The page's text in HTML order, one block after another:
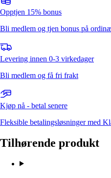
Opptjen 15% bonus
Bli medlem og tjen bonus på
Levering innen 0-3 virkedager
Bli medlem og få fri frakt
Kjøp nå - betal senere
Fleksible betalingsløsninger med
Tilhørende produkt